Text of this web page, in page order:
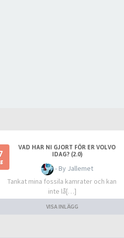
VAD HAR NI GJORT FÖR ER VOLVO
IDAG? (2.0)
- By Jallemet
Tankat mina fossila kamrater och kan
inte lå[…]
VISA INLÄGG